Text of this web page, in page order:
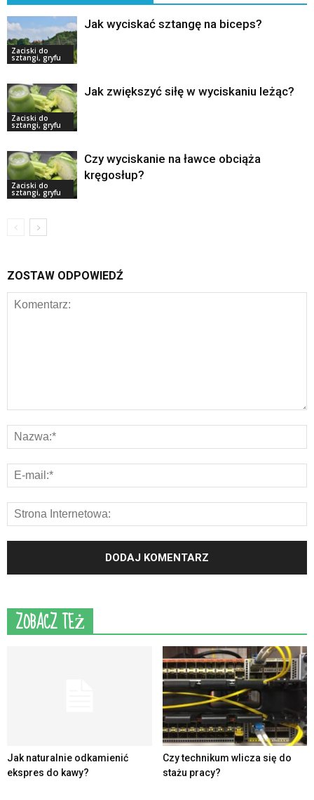
Zaciski do
sztangi, gryfu
Jak wyciskać sztangę na biceps?
Zaciski do
sztangi, gryfu
Jak zwiększyć siłę w wyciskaniu leżąc?
Zaciski do
sztangi, gryfu
Czy wyciskanie na ławce obciąża
kręgosłup?
ZOSTAW ODPOWIEDŹ
ZOBACZ TEŻ
Jak naturalnie odkamienić
ekspres do kawy?
Czy technikum wlicza się do
stażu pracy?